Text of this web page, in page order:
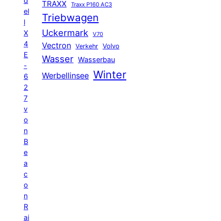
el
l
X
4
E
-
6
2
7
v
o
n
B
e
a
c
o
n
R
ai
TRAXX Traxx P160 AC3
Triebwagen
Uckermark V70
Vectron Verkehr Volvo
Wasser Wasserbau
Werbellinsee Winter